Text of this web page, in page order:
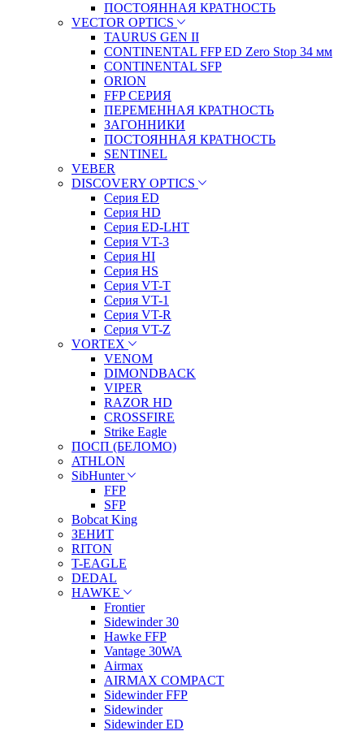
ПОСТОЯННАЯ КРАТНОСТЬ
VECTOR OPTICS
TAURUS GEN II
CONTINENTAL FFP ED Zero Stop 34 мм
CONTINENTAL SFP
ORION
FFP СЕРИЯ
ПЕРЕМЕННАЯ КРАТНОСТЬ
ЗАГОННИКИ
ПОСТОЯННАЯ КРАТНОСТЬ
SENTINEL
VEBER
DISCOVERY OPTICS
Серия ED
Серия HD
Серия ED-LHT
Серия VT-3
Серия HI
Серия HS
Серия VT-T
Серия VT-1
Серия VT-R
Серия VT-Z
VORTEX
VENOM
DIMONDBACK
VIPER
RAZOR HD
CROSSFIRE
Strike Eagle
ПОСП (БЕЛОМО)
ATHLON
SibHunter
FFP
SFP
Bobcat King
ЗЕНИТ
RITON
T-EAGLE
DEDAL
HAWKE
Frontier
Sidewinder 30
Hawke FFP
Vantage 30WA
Airmax
AIRMAX COMPACT
Sidewinder FFP
Sidewinder
Sidewinder ED